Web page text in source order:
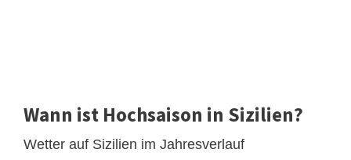
Wann ist Hochsaison in Sizilien?
Wetter auf Sizilien im Jahresverlauf